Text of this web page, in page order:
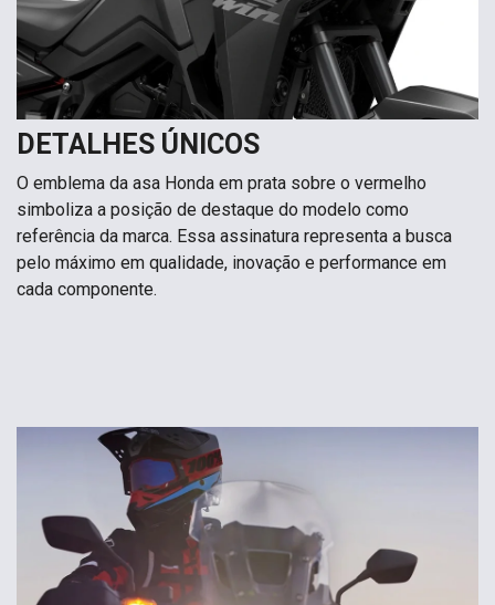
DETALHES ÚNICOS
O emblema da asa Honda em prata sobre o vermelho
simboliza a posição de destaque do modelo como
referência da marca. Essa assinatura representa a busca
pelo máximo em qualidade, inovação e performance em
cada componente.